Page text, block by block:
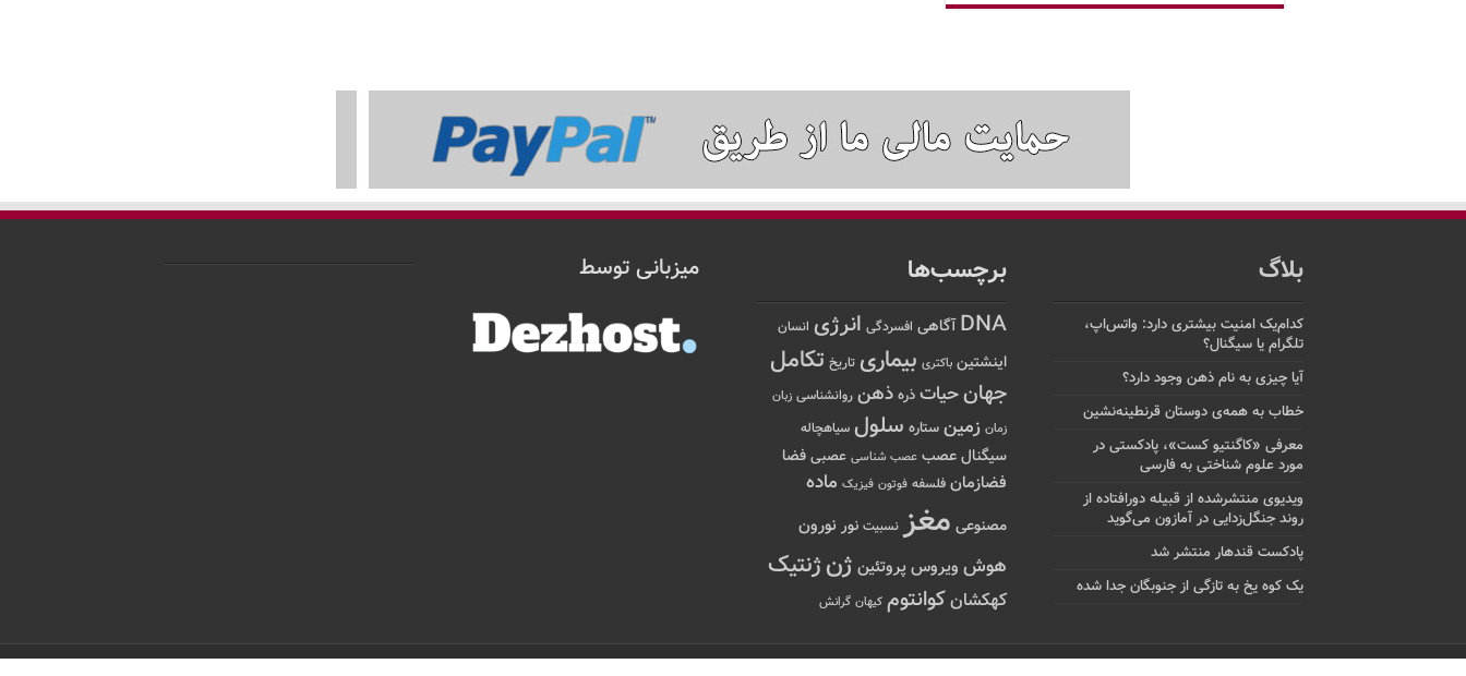
بلاگ
کدام‌یک امنیت بیشتری دارد: واتس‌اپ،
تلگرام یا سیگنال؟
آیا چیزی به نام ذهن وجود دارد؟
خطاب به همه‌ی دوستان قرنطینه‌نشین
معرفی «کاگنتیو کست»، پادکستی در
مورد علوم شناختی به فارسی
ویدیوی منتشرشده از قبیله دورافتاده‌ از
روند جنگل‌زدایی در آمازون می‌گوید
پادکست قندهار منتشر شد
یک کوه یخ به تازگی از جنوبگان جدا شده
برچسب‌ها
DNA آگاهی افسردگی انرژی انسان
اینشتین باکتری بیماری تاریخ تکامل
جهانحیات ذره ذهن روانشناسی زبان
زمان زمین ستاره سلول سیاهچاله
سیگنالعصب عصب شناسی عصبی فضا
فضازمان فلسفه فوتون فیزیک ماده
مصنوعی مغز نسبیت نور نورون
هوش ویروس پروتئین ژنژنتیک
کهکشانکوانتوم کیهان گرانش
میزبانی توسط